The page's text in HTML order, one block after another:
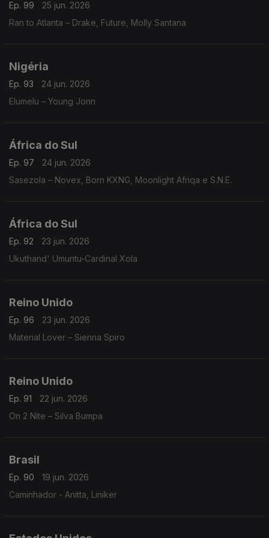
Ep. 99
25 jun. 2026
Ran to Atlanta – Drake, Future, Molly Santana
Nigéria
Ep. 93
24 jun. 2026
Elumelu – Young Jonn
África do Sul
Ep. 97
24 jun. 2026
Sasezola – Novex, Born KXNG, Moonlight Afriqa e S.N.E.
África do Sul
Ep. 92
23 jun. 2026
Ukuthand' Umuntu-Cardinal Xola
Reino Unido
Ep. 96
23 jun. 2026
Material Lover – Sienna Spiro
Reino Unido
Ep. 91
22 jun. 2026
On 2 Nite – Silva Bumpa
Brasil
Ep. 90
19 jun. 2026
Caminhador - Anitta, Liniker